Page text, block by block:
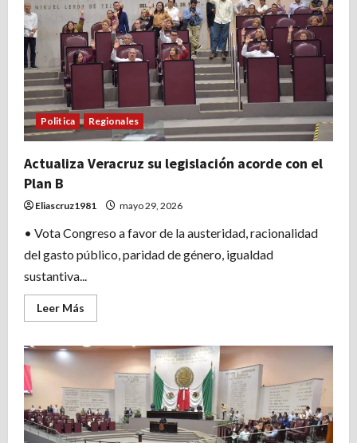
lleva
elección
judicial
a
2028
Politica Regionales
Actualiza Veracruz su legislación acorde con el
Plan B
Eliascruz1981 mayo 29, 2026
• Vota Congreso a favor de la austeridad, racionalidad
del gasto público, paridad de género, igualdad
sustantiva...
Leer Más
más
Actualiza
Veracruz
legislación
acorde
con
el
Plan